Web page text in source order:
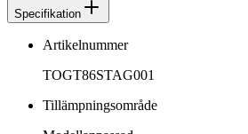
Specifikation
Artikelnummer
TOGT86STAG001
Tillämpningsområde